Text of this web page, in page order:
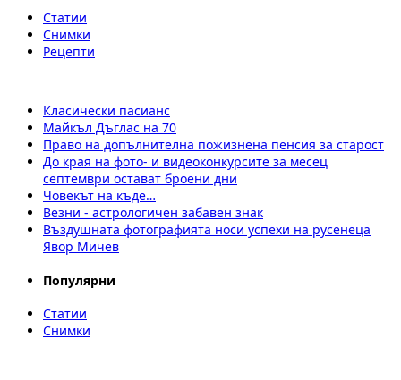
Статии
Снимки
Рецепти
Класически пасианс
Майкъл Дъглас на 70
Право на допълнителна пожизнена пенсия за старост
До края на фото- и видеоконкурсите за месец
септември остават броени дни
Човекът на къде…
Везни - астрологичен забавен знак
Въздушната фотографията носи успехи на русенеца
Явор Мичев
Популярни
Статии
Снимки